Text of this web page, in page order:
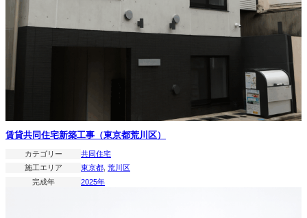
賃貸共同住宅新築工事（東京都荒川区）
カテゴリー
共同住宅
施工エリア
東京都 荒川区
完成年
2025年